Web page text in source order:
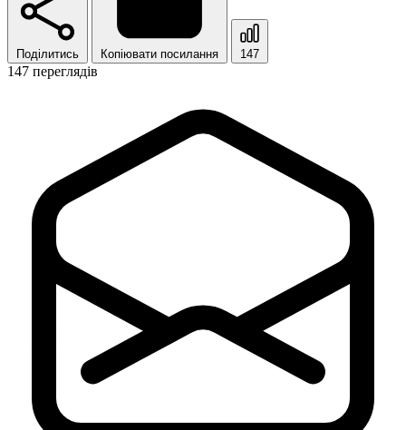
Поділитись Копіювати посилання 147
147 переглядів